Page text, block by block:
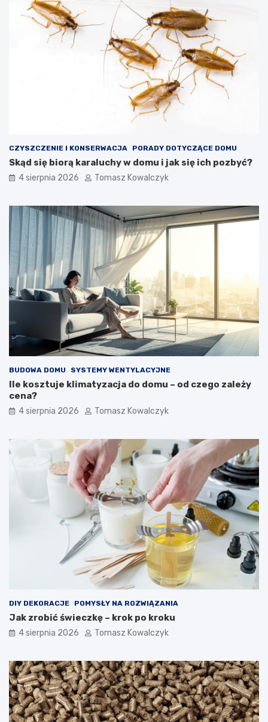
CZYSZCZENIE I KONSERWACJA PORADY DOTYCZĄCE DOMU
Skąd się biorą karaluchy w domu i jak się ich pozbyć?
4 sierpnia 2026 Tomasz Kowalczyk
BUDOWA DOMU SYSTEMY WENTYLACYJNE
Ile kosztuje klimatyzacja do domu – od czego zależy
cena?
4 sierpnia 2026 Tomasz Kowalczyk
DIY DEKORACJE POMYSŁY NA ROZWIĄZANIA
Jak zrobić świeczkę – krok po kroku
4 sierpnia 2026 Tomasz Kowalczyk